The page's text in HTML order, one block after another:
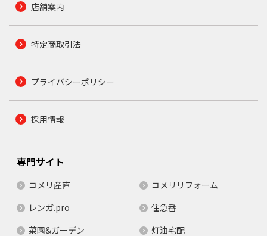
店舗案内
特定商取引法
プライバシーポリシー
採用情報
専門サイト
コメリ産直
コメリリフォーム
レンガ.pro
住急番
菜園&ガーデン
灯油宅配